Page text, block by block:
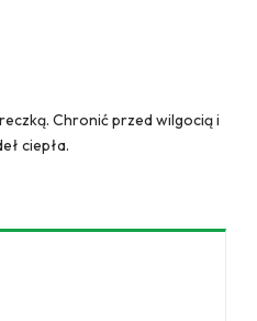
Chronić przed wilgocią i
ciepła.